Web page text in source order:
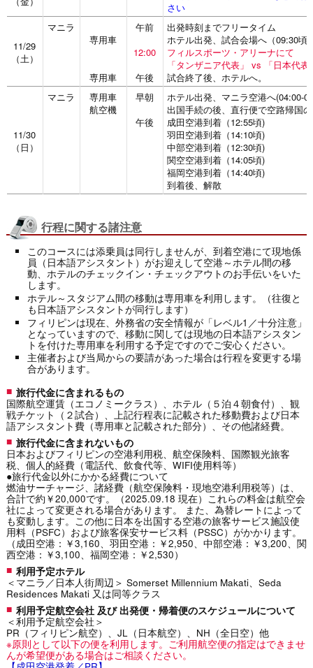
さい
11/29
（土）
マニラ
専用車
専用車
午前
12:00
午後
出発時刻までフリータイム
ホテル出発、試合会場へ（09:30頃
フィルスポーツ・アリーナにて
「タンザニア代表」 vs 「日本代
試合終了後、ホテルへ。
11/30
（日）
マニラ
専用車
航空機
早朝
午後
ホテル出発、マニラ空港へ(04:00-
出国手続の後、直行便で空路帰国
成田空港到着（12:55頃)
羽田空港到着（14:10頃)
中部空港到着（12:30頃)
関空空港到着（14:05頃)
福岡空港到着（14:40頃)
到着後、解散
行程に関する諸注意
このコースには添乗員は同行しませんが、到着空港にて現地係
員（日本語アシスタント）がお迎えして空港～ホテル間の移
動、ホテルのチェックイン・チェックアウトのお手伝いをいた
します。
ホテル～スタジアム間の移動は専用車を利用します。（往復と
も日本語アシスタントが同行します）
フィリピンは現在、外務省の安全情報が「レベル1／十分注意」
となっていますので、移動に関しては現地の日本語アシスタン
トを付けた専用車を利用する予定ですのでご安心ください。
主催者および当局からの要請があった場合は行程を変更する場
合があります。
旅行代金に含まれるもの
国際航空運賃（エコノミークラス）、ホテル（５泊４朝食付）、観
戦チケット（２試合）、上記行程表に記載された移動費および日本
語アシスタント費（専用車と記載された部分）、その他諸経費。
旅行代金に含まれないもの
日本およびフィリピンの空港利用税、航空保険料、国際観光旅客
税、個人的経費（電話代、飲食代等、WIFI使用料等）
●旅行代金以外にかかる経費について
燃油サーチャージ、諸経費（航空保険料・現地空港利用税等）は、
合計で約￥20,000です。（2025.09.18 現在）これらの料金は航空会
社によって変更される場合があります。 また、為替レートによって
も変動します。この他に日本を出国する空港の旅客サービス施設使
用料（PSFC）および旅客保安サービス料（PSSC）がかかります。
（成田空港：￥3,160、羽田空港：￥2,950、中部空港：￥3,200、関
西空港：￥3,100、福岡空港：￥2,530）
利用予定ホテル
＜マニラ／日本人街周辺＞ Somerset Millennium Makati、Seda
Residences Makati 又は同等クラス
利用予定航空会社 及び 出発便・帰着便のスケジュールについて
＜利用予定航空会社＞
PR（フィリピン航空）、JL（日本航空）、NH（全日空）他
※原則として以下の便を利用します。ご利用航空便の指定はできませ
んが希望便がある場合はご相談ください。